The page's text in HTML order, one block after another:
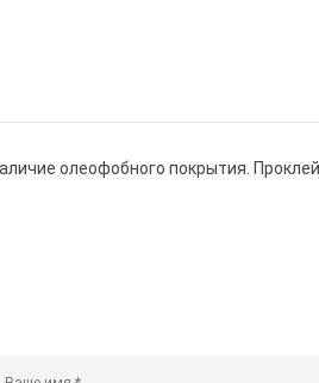
олеофобного покрытия.